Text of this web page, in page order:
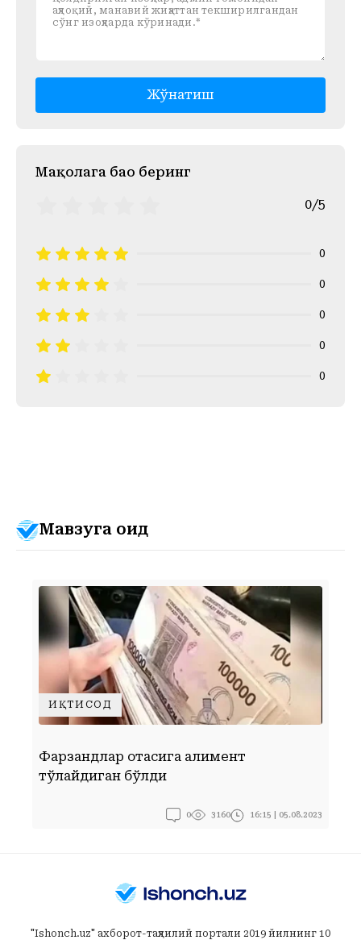
Жўнатиш
Mақолага баҳо беринг
0/5
0
0
0
0
0
Мавзуга оид
ИҚТИСОД
Фарзандлар отасига алимент
тўлайдиган бўлди
0 3160 16:15 | 05.08.2023
"Ishonch.uz" ахборот-таҳлилий портали 2019 йилнинг 10